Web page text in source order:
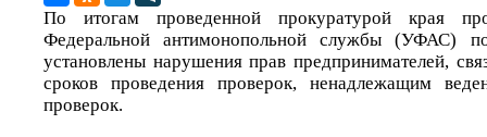
По итогам проведенной прокуратурой края
Федеральной антимонопольной службы (УФАС)
установлены нарушения прав предпринимателей,
сроков проведения проверок, ненадлежащим
проверок.